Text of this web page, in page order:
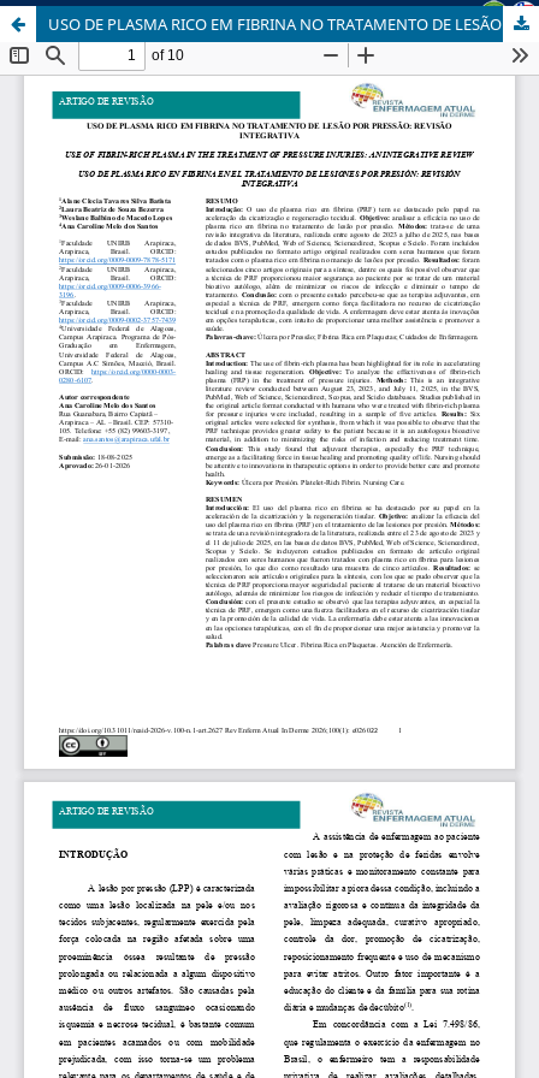
USO DE PLASMA RICO EM FIBRINA NO TRATAMENTO DE LESÃO POR PRESSÃO: REVISÃO INTEGRATIVA